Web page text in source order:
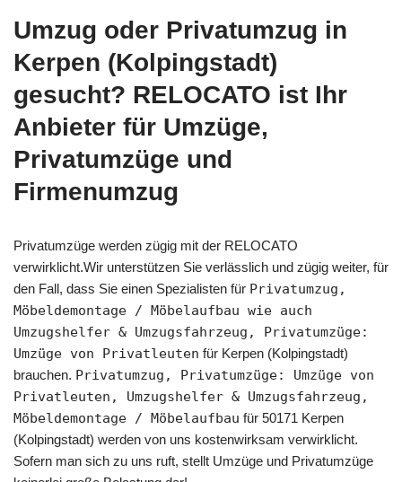
Umzug oder Privatumzug in
Kerpen (Kolpingstadt)
gesucht? RELOCATO ist Ihr
Anbieter für Umzüge,
Privatumzüge und
Firmenumzug
Privatumzüge werden zügig mit der RELOCATO
verwirklicht.Wir unterstützen Sie verlässlich und zügig weiter, für
den Fall, dass Sie einen Spezialisten für Privatumzug,
Möbeldemontage / Möbelaufbau wie auch
Umzugshelfer & Umzugsfahrzeug, Privatumzüge:
Umzüge von Privatleuten für Kerpen (Kolpingstadt)
brauchen. Privatumzug, Privatumzüge: Umzüge von
Privatleuten, Umzugshelfer & Umzugsfahrzeug,
Möbeldemontage / Möbelaufbau für 50171 Kerpen
(Kolpingstadt) werden von uns kostenwirksam verwirklicht.
Sofern man sich zu uns ruft, stellt Umzüge und Privatumzüge